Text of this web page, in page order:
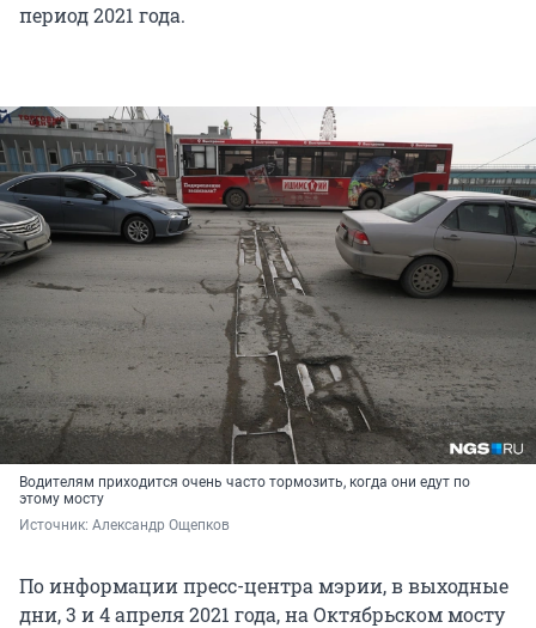
период 2021 года.
Водителям приходится очень часто тормозить, когда они едут по
этому мосту
Источник: Александр Ощепков
По информации пресс-центра мэрии, в выходные
дни, 3 и 4 апреля 2021 года, на Октябрьском мосту